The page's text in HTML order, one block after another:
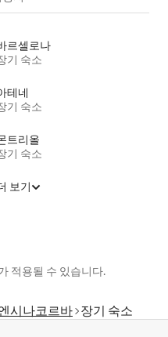
르셀로나
기 숙소
테네
기 숙소
트리올
기 숙소
보기
적용될 수 있습니다.
시나코르바 장기 숙소